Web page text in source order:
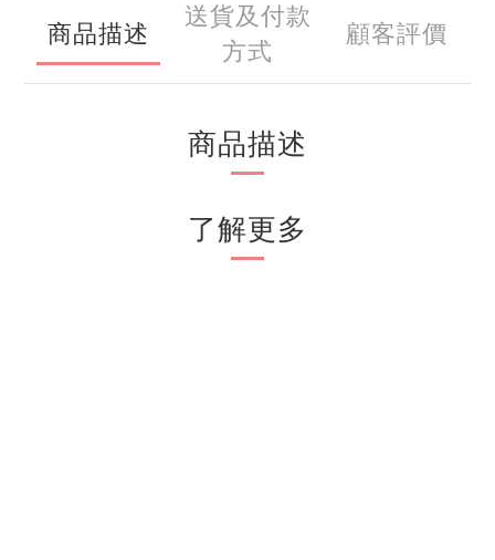
商品描述
送貨及付款
方式
顧客評價
商品描述
了解更多